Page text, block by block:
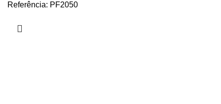
Referência: PF2050